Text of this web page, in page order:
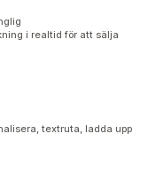
i realtid för att sälja
textruta, ladda upp